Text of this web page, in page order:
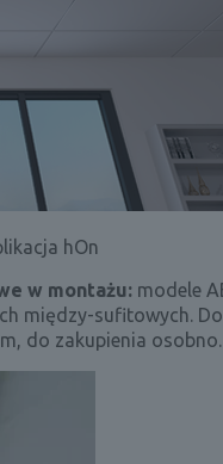
hOn
w montażu: modele
między-sufitowych.
do zakupienia osobno.